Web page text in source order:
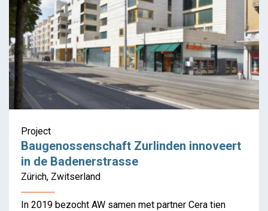
Housing Apart Together –
Genk & Gent
Project
Baugenossenschaft Zurlinden innoveert
in de Badenerstrasse
Zürich, Zwitserland
In 2019 bezocht AW samen met partner Cera tien